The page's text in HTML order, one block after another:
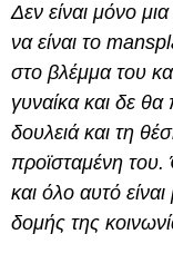
Δεν είναι μόνο
να είναι το
στο βλέμμα του
γυναίκα και δε θα
δουλειά και τη
προϊσταμένη του.
και όλο αυτό
δομής της